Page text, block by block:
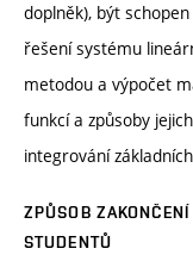
doplněk), být
řešení systému
metodou a výpočet
funkcí a způsoby
integrování
ZPŮSOB
STUDENTŮ